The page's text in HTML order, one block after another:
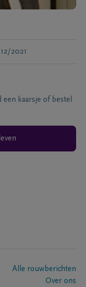
2021
kaarsje of bestel
Alle rouwberichten
Over ons